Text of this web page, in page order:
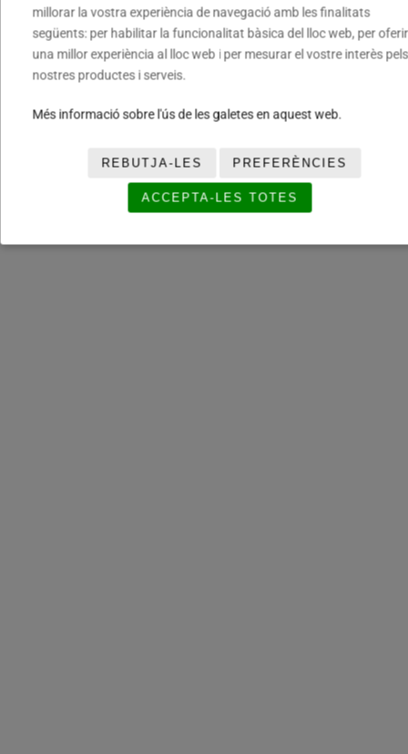
millorar la vostra experiència de navegació amb les finalitats
següents: per habilitar la funcionalitat bàsica del lloc web, per oferir
una millor experiència al lloc web i per mesurar el vostre interès pels
nostres productes i serveis.
Més informació sobre l'ús de les galetes en aquest web.
REBUTJA-LES PREFERÈNCIES
ACCEPTA-LES TOTES